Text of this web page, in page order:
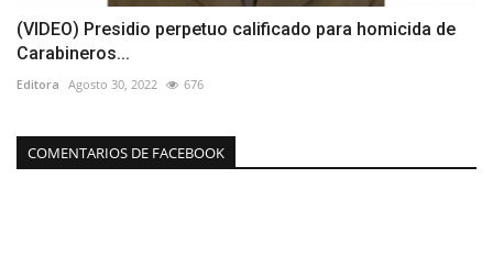
(VIDEO) Presidio perpetuo calificado para homicida de
Carabineros...
Editora Agosto 30, 2022 676
COMENTARIOS DE FACEBOOK